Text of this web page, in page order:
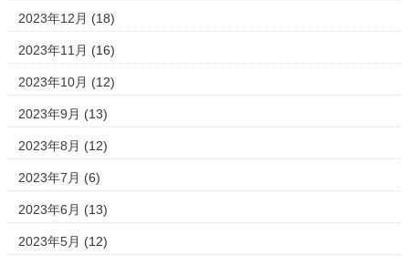
2023年12月 (18)
2023年11月 (16)
2023年10月 (12)
2023年9月 (13)
2023年8月 (12)
2023年7月 (6)
2023年6月 (13)
2023年5月 (12)